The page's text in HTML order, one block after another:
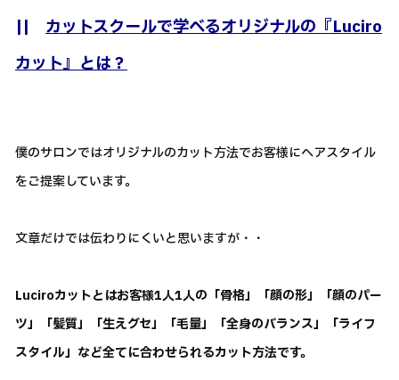
|| カットスクールで学べるオリジナルの『Luciro
カット』とは？
僕のサロンではオリジナルのカット方法でお客様にヘアスタイル
をご提案しています。
文章だけでは伝わりにくいと思いますが・・
Luciroカットとはお客様1人1人の「骨格」「顔の形」「顔のパー
ツ」「髪質」「生えグセ」「毛量」「全身のバランス」「ライフ
スタイル」など全てに合わせられるカット方法です。